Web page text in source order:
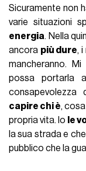
Sicuramente non
varie situazioni
energia. Nella
ancora più dure,
mancheranno.
possa portarla
capire chi è,
propria vita. Io le
la sua strada e
pubblico che la